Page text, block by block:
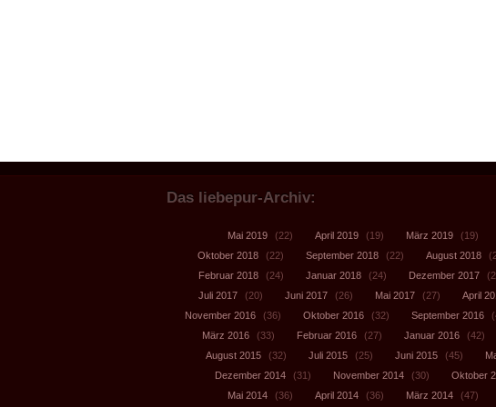
Das liebepur-Archiv:
Mai 2019 (22) April 2019 (19) März 2019 (19)
Oktober 2018
(22) September 2018 (22) August 2018
Februar 2018
(24) Januar 2018 (24) Dezember 2017
Juli 2017
(20) Juni 2017 (26) Mai 2017 (27) April
November 2016
(36) Oktober 2016 (32) September 2016
März 2016
(33) Februar 2016 (27) Januar 2016 (42)
August 2015
(32) Juli 2015 (25) Juni 2015 (45)
Dezember 2014
(31) November 2014 (30) Oktober
Mai 2014
(36) April 2014 (36) März 2014 (47)